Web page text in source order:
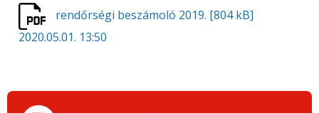
rendőrségi beszámoló 2019. [804 kB]
2020.05.01. 13:50